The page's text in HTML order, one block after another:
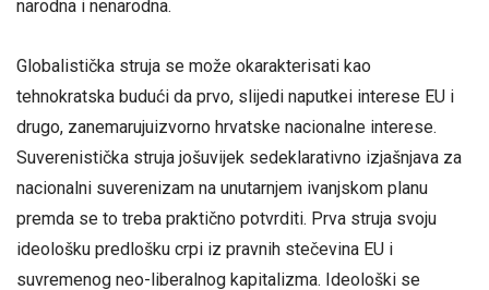
narodna i nenarodna.
Globalistička struja se može okarakterisati kao
tehnokratska budući da prvo, slijedi naputkei interese EU i
drugo, zanemarujuizvorno hrvatske nacionalne interese.
Suverenistička struja jošuvijek sedeklarativno izjašnjava za
nacionalni suverenizam na unutarnjem ivanjskom planu
premda se to treba praktično potvrditi. Prva struja svoju
ideološku predlošku crpi iz pravnih stečevina EU i
suvremenog neo-liberalnog kapitalizma. Ideološki se